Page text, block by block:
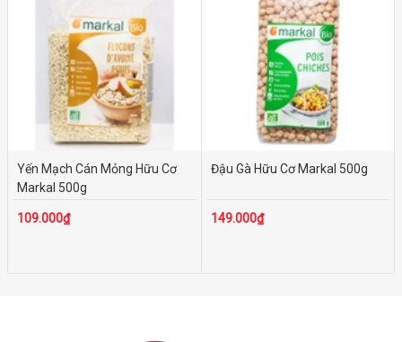
Yến Mạch Cán Mỏng Hữu Cơ
Markal 500g
109.000₫
Đậu Gà Hữu Cơ Markal 500g
149.000₫